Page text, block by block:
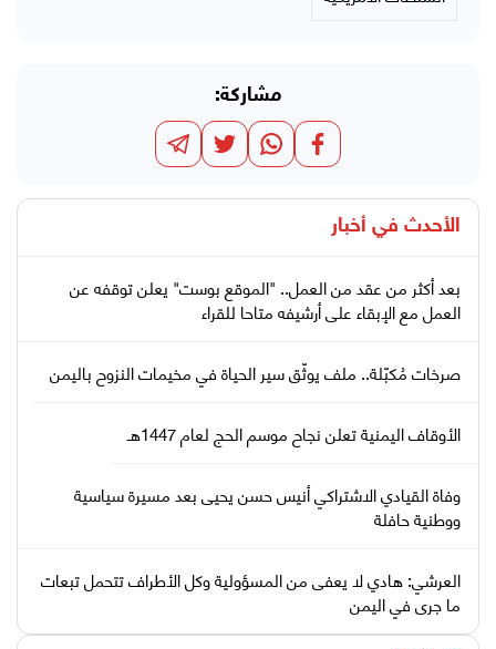
مشاركة:
الأحدث في أخبار
بعد أكثر من عقد من العمل.. "الموقع بوست" يعلن توقفه عن
العمل مع الإبقاء على أرشيفه متاحا للقراء
صرخات مُكبّلة.. ملف يوثّق سير الحياة في مخيمات النزوح باليمن
الأوقاف اليمنية تعلن نجاح موسم الحج لعام 1447هـ
وفاة القيادي الاشتراكي أنيس حسن يحيى بعد مسيرة سياسية
ووطنية حافلة
العرشي: هادي لا يعفى من المسؤولية وكل الأطراف تتحمل تبعات
ما جرى في اليمن